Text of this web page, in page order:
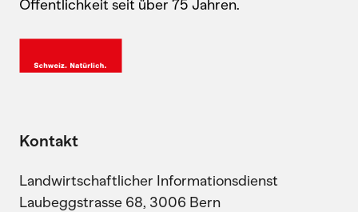
Öffentlichkeit seit über 75 Jahren.
Kontakt
Landwirtschaftlicher Informationsdienst
Laubeggstrasse 68, 3006 Bern